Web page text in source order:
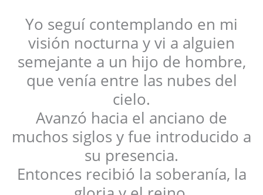
Yo seguí contemplando en mi
visión nocturna y vi a alguien
semejante a un hijo de hombre,
que venía entre las nubes del
cielo.
Avanzó hacia el anciano de
muchos siglos y fue introducido a
su presencia.
Entonces recibió la soberanía, la